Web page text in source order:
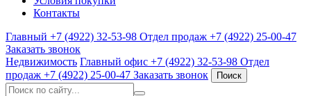
Контакты
Главный +7 (4922) 32-53-98 Отдел продаж +7 (4922) 25-00-47
Заказать звонок
Недвижимость Главный офис +7 (4922) 32-53-98 Отдел
продаж +7 (4922) 25-00-47 Заказать звонок Поиск